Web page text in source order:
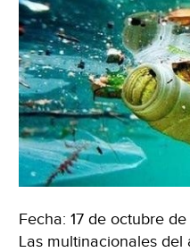
Fecha: 17 de octubre
Las multinacionales